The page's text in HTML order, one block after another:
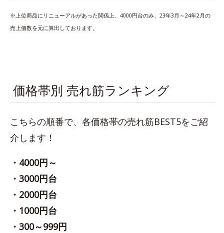
※上位商品にリニューアルがあった関係上、4000円台のみ、23年3月～24年2月の
売上個数を元に算出しております。
価格帯別 売れ筋ランキング
こちらの順番で、各価格帯の売れ筋BEST5をご紹
介します！
・4000円～
・3000円台
・2000円台
・1000円台
・300～999円